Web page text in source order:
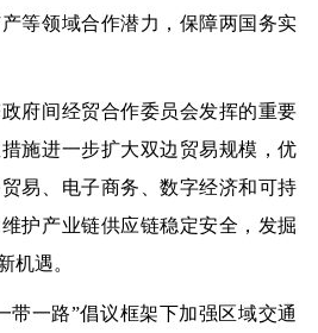
等领域合作潜力，保障两国务实
间经贸合作委员会发挥的重要
施进一步扩大双边贸易规模，优
易、电子商务、数字经济和可持
护产业链供应链稳定安全，发掘
机遇。
一路”倡议框架下加强区域交通